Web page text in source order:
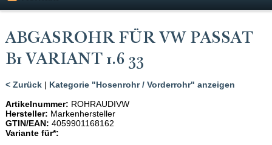
ABGASROHR FÜR VW PASSAT
B1 VARIANT 1.6 33
< Zurück| Kategorie "Hosenrohr / Vorderrohr" anzeigen
Artikelnummer: ROHRAUDIVW
Hersteller: Markenhersteller
GTIN/EAN: 4059901168162
Variante für*: